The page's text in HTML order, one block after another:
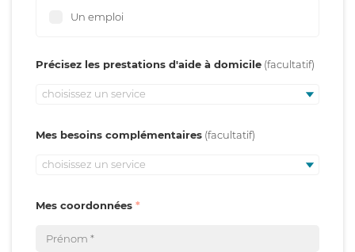
Un emploi
Précisez les prestations d'aide à domicile
choisissez un service
Mes besoins complémentaires
choisissez un service
Mes coordonnées